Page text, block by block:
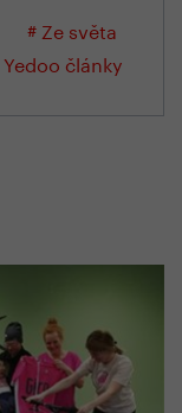
# Ze světa
články